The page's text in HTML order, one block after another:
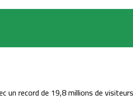
un record de 19,8 millions de